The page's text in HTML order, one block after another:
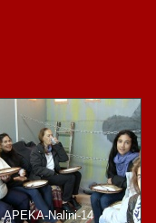
APEKA-Nalini-14